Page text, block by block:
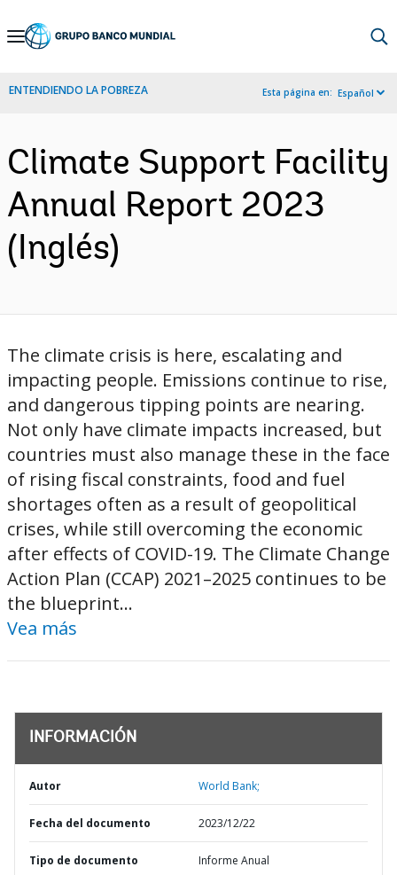
Skip
Navigation
ENTENDIENDO LA POBREZA Esta página en: Español
Climate Support Facility
Annual Report 2023
(Inglés)
The climate crisis is here, escalating and
impacting people. Emissions continue to rise,
and dangerous tipping points are nearing.
Not only have climate impacts increased, but
countries must also manage these in the face
of rising fiscal constraints, food and fuel
shortages often as a result of geopolitical
crises, while still overcoming the economic
after effects of COVID-19. The Climate Change
Action Plan (CCAP) 2021–2025 continues to be
the blueprint...
Vea más
INFORMACIÓN
Autor World Bank;
Fecha del documento 2023/12/22
Tipo de documento Informe Anual